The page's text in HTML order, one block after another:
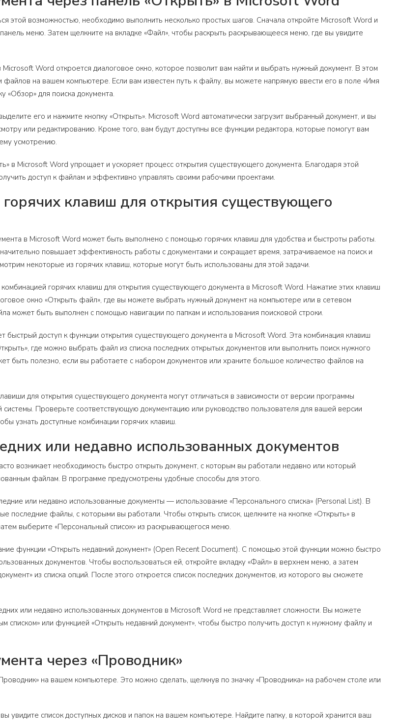
этой возможностью, необходимо выполнить несколько простых шагов. Сначала откройте Microsoft Word и
меню. Затем щелкните на вкладке «Файл», чтобы раскрыть раскрывающееся меню, где вы увидите
Word откроется диалоговое окно, которое позволит вам найти и выбрать нужный документ. В этом
файлов на вашем компьютере. Если вам известен путь к файлу, вы можете напрямую ввести его в поле «Имя
«Обзор» для поиска документа.
его и нажмите кнопку «Открыть». Microsoft Word автоматически загрузит выбранный документ, и вы
или редактированию. Кроме того, вам будут доступны все функции редактора, которые помогут вам
усмотрению.
в Microsoft Word упрощает и ускоряет процесс открытия существующего документа. Благодаря этой
доступ к файлам и эффективно управлять своими рабочими проектами.
горячих клавиш для открытия существующего
в Microsoft Word может быть выполнено с помощью горячих клавиш для удобства и быстроты работы.
повышает эффективность работы с документами и сокращает время, затрачиваемое на поиск и
некоторые из горячих клавиш, которые могут быть использованы для этой задачи.
комбинацией горячих клавиш для открытия существующего документа в Microsoft Word. Нажатие этих клавиш
окно «Открыть файл», где вы можете выбрать нужный документ на компьютере или в сетевом
может быть выполнен с помощью навигации по папкам и использования поисковой строки.
быстрый доступ к функции открытия существующего документа в Microsoft Word. Эта комбинация клавиш
где можно выбрать файл из списка последних открытых документов или выполнить поиск нужного
быть полезно, если вы работаете с набором документов или храните большое количество файлов на
для открытия существующего документа могут отличаться в зависимости от версии программы
Проверьте соответствующую документацию или руководство пользователя для вашей версии
узнать доступные комбинации горячих клавиш.
или недавно использованных документов
возникает необходимость быстро открыть документ, с которым вы работали недавно или который
файлам. В программе предусмотрены удобные способы для этого.
или недавно использованные документы — использование «Персонального списка» (Personal List). В
последние файлы, с которыми вы работали. Чтобы открыть список, щелкните на кнопке «Открыть» в
выберите «Персональный список» из раскрывающегося меню.
функции «Открыть недавний документ» (Open Recent Document). С помощью этой функции можно быстро
документов. Чтобы воспользоваться ей, откройте вкладку «Файл» в верхнем меню, а затем
из списка опций. После этого откроется список последних документов, из которого вы сможете
или недавно использованных документов в Microsoft Word не представляет сложности. Вы можете
списком» или функцией «Открыть недавний документ», чтобы быстро получить доступ к нужному файлу и
через «Проводник»
на вашем компьютере. Это можно сделать, щелкнув по значку «Проводника» на рабочем столе или
увидите список доступных дисков и папок на вашем компьютере. Найдите папку, в которой хранится ваш